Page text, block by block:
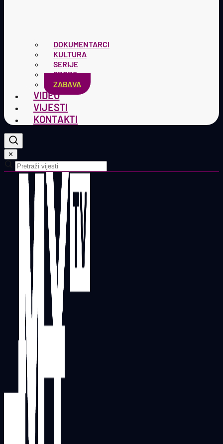
DOKUMENTARCI
KULTURA
SERIJE
SPORT
ZABAVA
VIDEO
VIJESTI
KONTAKTI
✕